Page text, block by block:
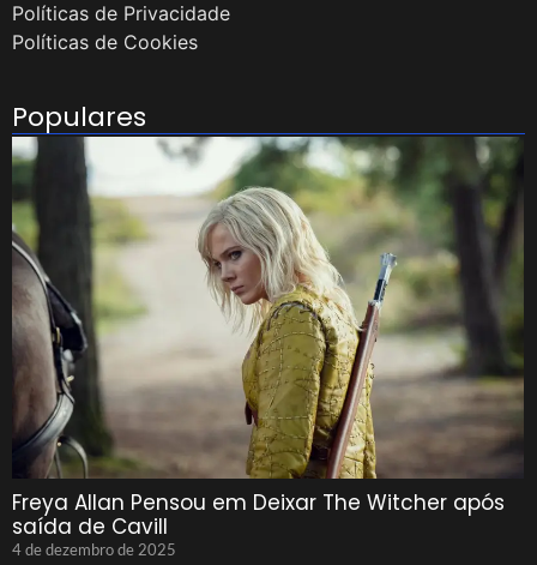
Políticas de Privacidade
Políticas de Cookies
Populares
Freya Allan Pensou em Deixar The Witcher após
saída de Cavill
4 de dezembro de 2025